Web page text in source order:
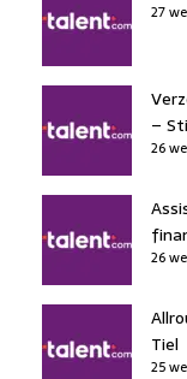
27
–
26
26
Tiel
25